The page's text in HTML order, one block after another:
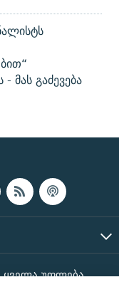
მას გაძევება
ყველა უფლება